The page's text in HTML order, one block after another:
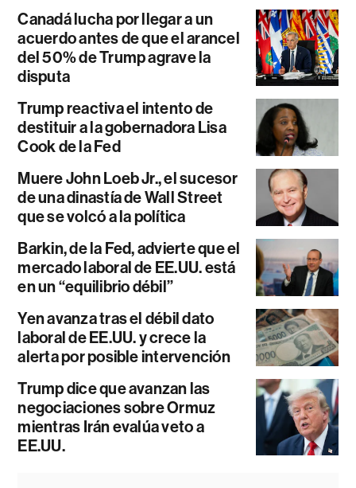
Canadá lucha por llegar a un
acuerdo antes de que el arancel
del 50% de Trump agrave la
disputa
Trump reactiva el intento de
destituir a la gobernadora Lisa
Cook de la Fed
Muere John Loeb Jr., el sucesor
de una dinastía de Wall Street
que se volcó a la política
Barkin, de la Fed, advierte que el
mercado laboral de EE.UU. está
en un “equilibrio débil”
Yen avanza tras el débil dato
laboral de EE.UU. y crece la
alerta por posible intervención
Trump dice que avanzan las
negociaciones sobre Ormuz
mientras Irán evalúa veto a
EE.UU.